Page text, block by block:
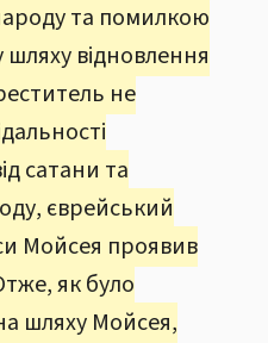
та помилкою
відновлення
не
сатани та
єврейський
Мойсея проявив
як було
шляху Мойсея,